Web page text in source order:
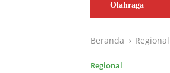
Olahraga
Beranda Regional
Regional